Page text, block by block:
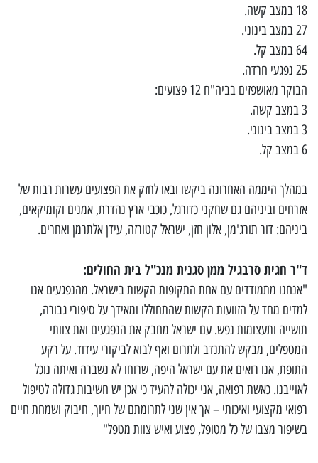
18 במצב קשה.
27 במצב בינוני.
64 במצב קל.
25 נפגעי חרדה.
הבוקר מאושפזים בביה"ח 12 פצועים:
3 במצב קשה.
3 במצב בינוני.
6 במצב קל.
במהלך היממה האחרונה ביקשו ובאו לחזק את הפצועים עשרות רבות של
אזרחים וביניהם גם שחקני כדורגל, כוכבי ארץ נהדרת, אמנים וקומיקאים,
ביניהם: דור תורג'מן, אלון חזן, ישראל קטורזה, עידן אלתרמן ואחרים.
ד"ר חגית סרבגיל ממן סגנית מנכ"ל בית החולים:
"אנחנו מתמודדים עם אחת התקופות הקשות בישראל. מהנפגעים אנו
למדים מחד על הזוועות הקשות שהתחוללו ומאידך על סיפורי גבורה,
תושייה ותעצומות נפש. עם ישראל מחבק את הנפגעים ואת צוותי
המטפלים, מבקש להתנדב ולתרום ואף לבוא לביקורי עידוד. על רקע
התופת, אנו רואים את עם ישראל היפה, שרוחו לא נשברה ואיתה נוכל
לאוייבנו. כאשת רפואה, אני יכולה להעיד כי אכן יש חשיבות גדולה לטיפול
רפואי מקצועי ואיכותי – אך אין שני לתרומתם של חיוך, חיבוק ושמחת חיים
בשיפור מצבו של כל מטופל, פצוע ואיש צוות מטפל"